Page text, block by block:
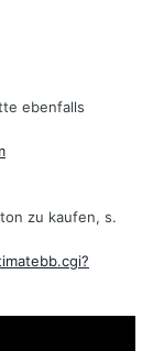
ebenfalls
zu kaufen, s.